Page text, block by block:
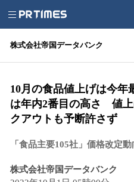
株式会社帝国データバンク
10月の食品値上げは今年
は年内2番目の高さ 値
クアウトも予断許さず
「食品主要105社」価格改定動
株式会社帝国データバンク